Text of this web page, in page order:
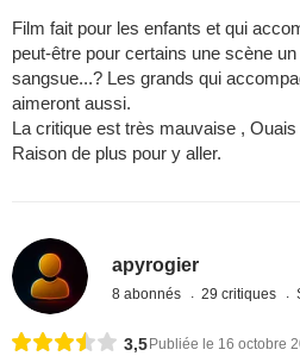
Film fait pour les enfants et qui
peut-être pour certains une scène
sangsue...? Les grands qui
aimeront aussi.
La critique est très mauvaise ,
Raison de plus pour y aller.
apyrogier
8 abonnés 29 critiques
3,5 Publiée le 16 octobre